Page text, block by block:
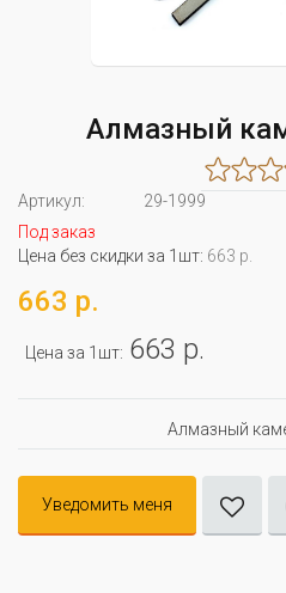
Алмазный
Артикул:
29-1999
Под заказ
Цена без скидки за 1шт: 663 р.
663 р.
Цена за 1шт: 663 р.
Алмазный
Уведомить меня